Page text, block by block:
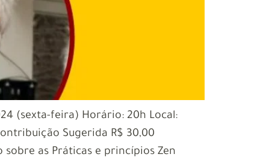
(sexta-feira) Horário: 20h Local:
Sugerida R$ 30,00
sobre as Práticas e princípios Zen